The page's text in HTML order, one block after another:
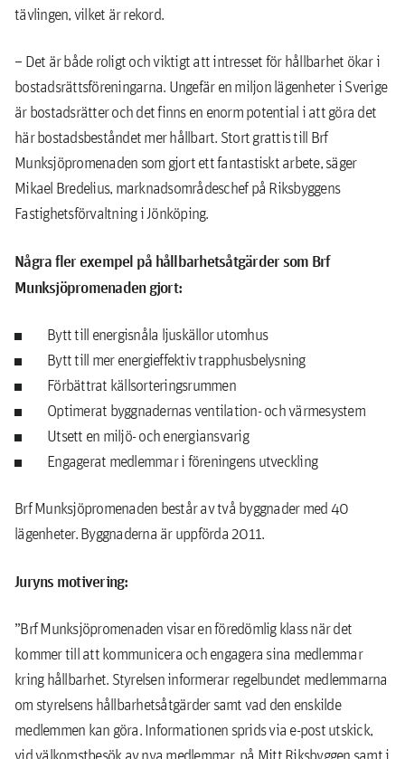
tävlingen, vilket är rekord.
– Det är både roligt och viktigt att intresset för hållbarhet ökar i
bostadsrättsföreningarna. Ungefär en miljon lägenheter i Sverige
är bostadsrätter och det finns en enorm potential i att göra det
här bostadsbeståndet mer hållbart. Stort grattis till Brf
Munksjöpromenaden som gjort ett fantastiskt arbete, säger
Mikael Bredelius, marknadsområdeschef på Riksbyggens
Fastighetsförvaltning i Jönköping.
Några fler exempel på hållbarhetsåtgärder som Brf
Munksjöpromenaden gjort:
Bytt till energisnåla ljuskällor utomhus
Bytt till mer energieffektiv trapphusbelysning
Förbättrat källsorteringsrummen
Optimerat byggnadernas ventilation- och värmesystem
Utsett en miljö- och energiansvarig
Engagerat medlemmar i föreningens utveckling
Brf Munksjöpromenaden består av två byggnader med 40
lägenheter. Byggnaderna är uppförda 2011.
Juryns motivering:
”Brf Munksjöpromenaden visar en föredömlig klass när det
kommer till att kommunicera och engagera sina medlemmar
kring hållbarhet. Styrelsen informerar regelbundet medlemmarna
om styrelsens hållbarhetsåtgärder samt vad den enskilde
medlemmen kan göra. Informationen sprids via e-post utskick,